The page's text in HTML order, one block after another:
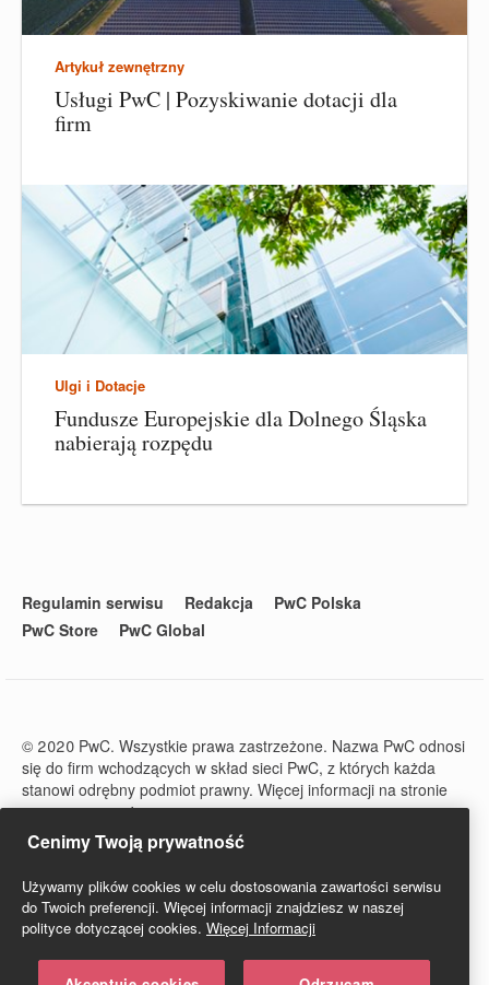
Artykuł zewnętrzny
Usługi PwC | Pozyskiwanie dotacji dla
firm
Ulgi i Dotacje
Fundusze Europejskie dla Dolnego Śląska
nabierają rozpędu
Regulamin serwisu Redakcja
PwC Polska
PwC Store
PwC Global
© 2020 PwC. Wszystkie prawa zastrzeżone. Nazwa PwC odnosi
się do firm wchodzących w skład sieci PwC, z których każda
stanowi odrębny podmiot prawny. Więcej informacji na stronie
www.pwc.com/structure.
PwC Studio - Prawo i Podatki jest zarejestrowanym tytułem
prasowym o numerze ISSN 2719-6151.
Cenimy Twoją prywatność
Używamy plików cookies w celu dostosowania zawartości serwisu
do Twoich preferencji. Więcej informacji znajdziesz w naszej
polityce dotyczącej cookies. Więcej Informacji